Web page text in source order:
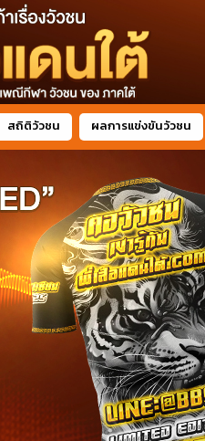
สถิติวัวชน ผลการแข่งขันวัวชน